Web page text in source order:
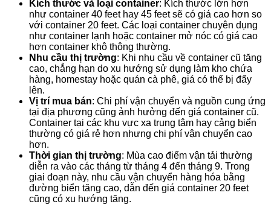
Kích thước và loại container: Kích thước lớn hơn
như container 40 feet hay 45 feet sẽ có giá cao hơn so
với container 20 feet. Các loại container chuyên dụng
như container lạnh hoặc container mở nóc có giá cao
hơn container khô thông thường.
Nhu cầu thị trường: Khi nhu cầu về container cũ tăng
cao, chẳng hạn do xu hướng sử dụng làm kho chứa
hàng, homestay hoặc quán cà phê, giá có thể bị đẩy
lên.
Vị trí mua bán: Chi phí vận chuyển và nguồn cung ứng
tại địa phương cũng ảnh hưởng đến giá container cũ.
Container tại các khu vực xa trung tâm hay cảng biển
thường có giá rẻ hơn nhưng chi phí vận chuyển cao
hơn.
Thời gian thị trường: Mùa cao điểm vận tải thường
diễn ra vào các tháng từ tháng 4 đến tháng 9. Trong
giai đoạn này, nhu cầu vận chuyển hàng hóa bằng
đường biển tăng cao, dẫn đến giá container 20 feet
cũng có xu hướng tăng.